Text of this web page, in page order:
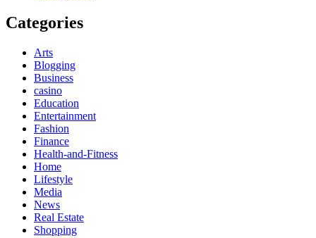
Categories
Arts
Blogging
Business
casino
Education
Entertainment
Fashion
Finance
Health-and-Fitness
Home
Lifestyle
Media
News
Real Estate
Shopping